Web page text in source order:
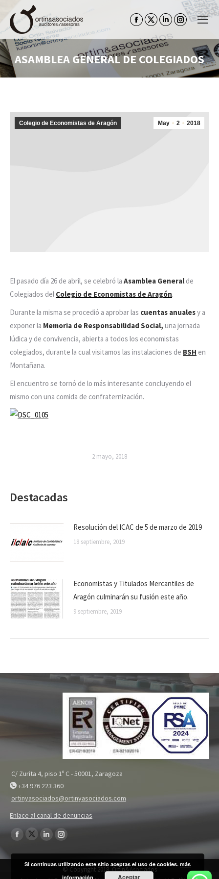
Facebook
page
opens
in
new
Twitter
page
opens
in
new
Linkedin
page
in
new
Instagram
page
opens
in
new
ASAMBLEA GENERAL DE COLEGIADOS
Estás aquí:
May 2 2018
Colegio de Economistas de Aragón
El pasado día 26 de abril, se celebró la Asamblea General de
Colegiados del Colegio de Economistas de Aragón.
Durante la misma se procedió a aprobar las cuentas anualesy a
exponer la Memoria de Responsabilidad Social, una jornada
lúdica y de convivencia, abierta a todos los economistas
colegiados, durante la cual visitamos las instalaciones de BSH en
Montañana.
El encuentro se tornó de lo más interesante concluyendo el
mismo con una comida de confraternización.
2 mayo, 2018
Destacadas
Resolución del ICAC de 5 de marzo de 2019
18 septiembre, 2019
Economistas y Titulados Mercantiles de
Aragón culminarán su fusión este año.
9 septiembre, 2019
C/ Zurita 4, piso 1º C - 50001, Zaragoza
+34 976 223 360
ortinyasociados@ortinyasociados.com
Enlace al canal de denuncias
Encuéntranos en:
Facebook
page
opens
Twitter
page
opens
Linkedin
page
opens
Instagram
page
opens
© Copyright 2018. Ortin&Asociados
Si continuas utilizando este sitio aceptas el uso de cookies.más
información
Aceptar